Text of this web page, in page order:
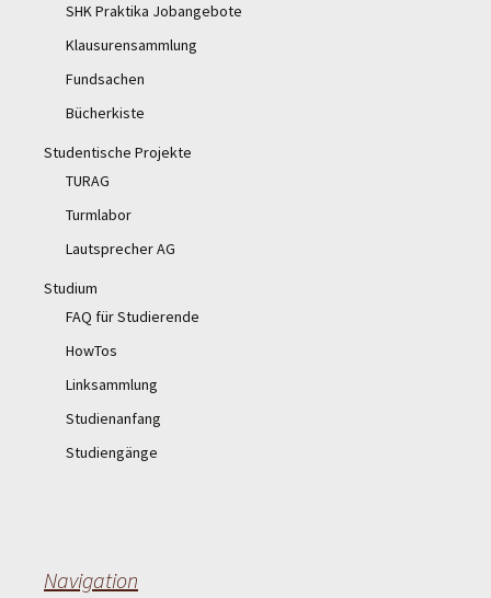
SHK Praktika Jobangebote
Klausurensammlung
Fundsachen
Bücherkiste
Studentische Projekte
TURAG
Turmlabor
Lautsprecher AG
Studium
FAQ für Studierende
HowTos
Linksammlung
Studienanfang
Studiengänge
Navigation